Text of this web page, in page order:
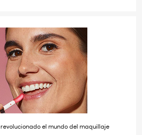
revolucionado el mundo del maquillaje